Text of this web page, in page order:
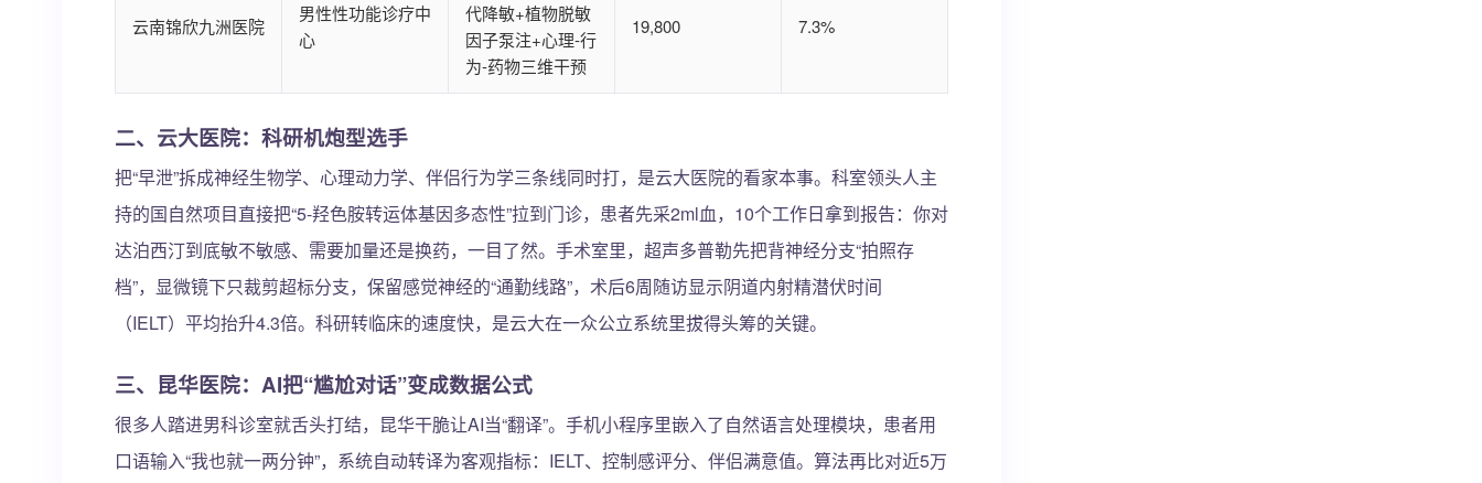
云南锦欣九洲医院
男性性功能诊疗中
心
代降敏+植物脱敏
因子泵注+心理-行
为-药物三维干预
19,800 7.3%
二、云大医院：科研机炮型选手
把“早泄”拆成神经生物学、心理动力学、伴侣行为学三条线同时打，是云大医院的看家本事。科室领头人主
持的国自然项目直接把“5-羟色胺转运体基因多态性”拉到门诊，患者先采2ml血，10个工作日拿到报告：你对
达泊西汀到底敏不敏感、需要加量还是换药，一目了然。手术室里，超声多普勒先把背神经分支“拍照存
档”，显微镜下只裁剪超标分支，保留感觉神经的“通勤线路”，术后6周随访显示阴道内射精潜伏时间
（IELT）平均抬升4.3倍。科研转临床的速度快，是云大在一众公立系统里拔得头筹的关键。
三、昆华医院：AI把“尴尬对话”变成数据公式
很多人踏进男科诊室就舌头打结，昆华干脆让AI当“翻译”。手机小程序里嵌入了自然语言处理模块，患者用
口语输入“我也就一两分钟”，系统自动转译为客观指标：IELT、控制感评分、伴侣满意值。算法再比对近5万